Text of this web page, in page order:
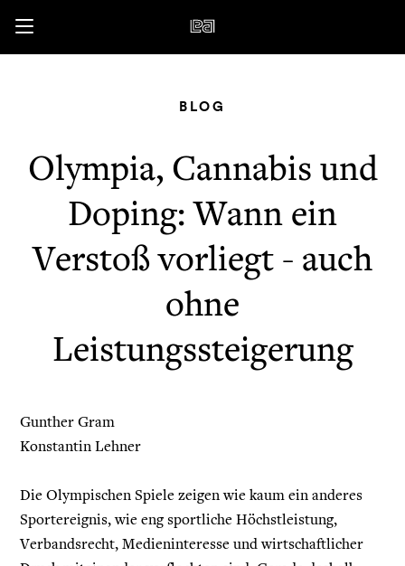
BLOG
Olympia, Cannabis und
Doping: Wann ein
Verstoß vorliegt - auch
ohne
Leistungssteigerung
Gunther Gram
Konstantin Lehner
Die Olympischen Spiele zeigen wie kaum ein anderes
Sportereignis, wie eng sportliche Höchstleistung,
Verbandsrecht, Medieninteresse und wirtschaftlicher